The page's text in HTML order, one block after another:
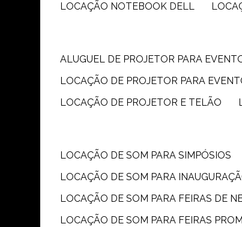
LOCAÇÃO NOTEBOOK DELL
ALUGUEL DE PROJETOR PARA
LOCAÇÃO DE PROJETOR PARA
LOCAÇÃO DE PROJETOR E TELÃO
LOCAÇÃO DE SOM PARA SIMPÓSIOS
LOCAÇÃO DE SOM PARA
LOCAÇÃO DE SOM PARA FEIRAS DE
LOCAÇÃO DE SOM PARA FEIRAS